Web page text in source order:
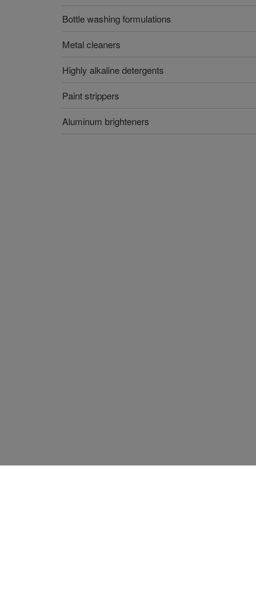
Bottle washing formulations
Metal cleaners
Highly alkaline detergents
Paint strippers
Aluminum brighteners